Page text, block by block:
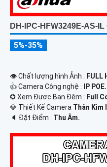
DH-IPC-HFW3249E-AS-
5%-35%
👁 Chất lượng hình Ảnh : FULL
👍 Camera Công nghệ :
IP POE.
✪ Xem Được Ban Đêm : Full
💎 Thiết Kế Camera Thân Kim
️🔈 Đặt Điểm : Thu Âm.